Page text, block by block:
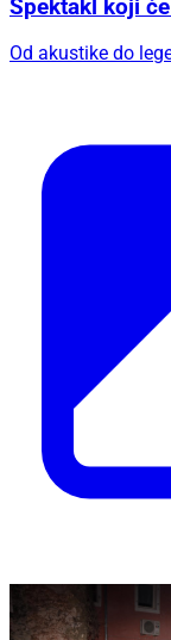
Spektakl koji
Od akustike do